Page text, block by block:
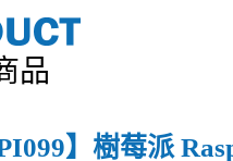
品
】樹莓派